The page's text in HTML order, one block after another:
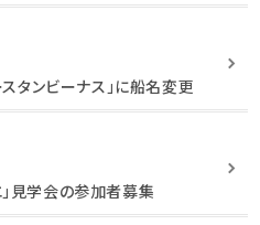
スタンビーナス」に船名変更
」見学会の参加者募集